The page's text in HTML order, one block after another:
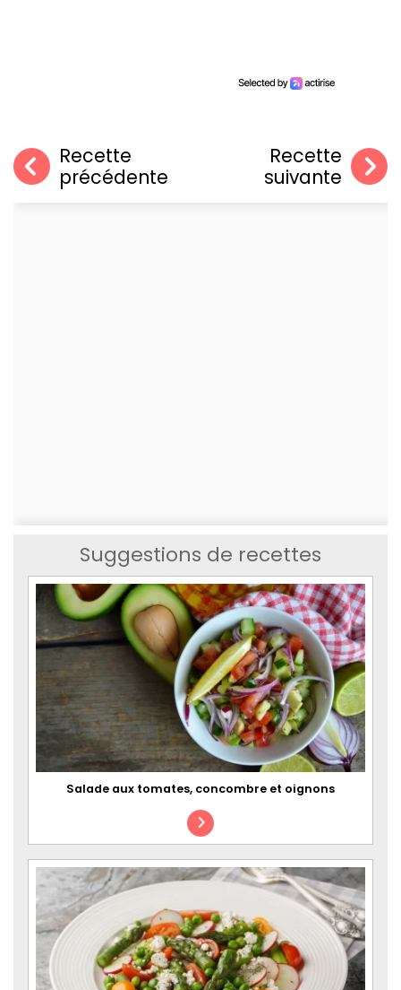
Recette
précédente
Recette
suivante
Suggestions de recettes
Salade aux tomates, concombre et oignons